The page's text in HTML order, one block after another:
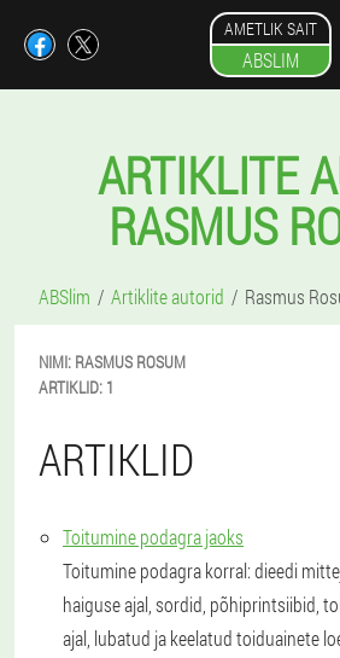
AMETLIK SAIT
ABSLIM
ARTIKLITE
RASMUS
ABSlim Artiklite autorid Rasmus
NIMI: RASMUS ROSUM
ARTIKLID: 1
ARTIKLID
Toitumine podagra jaoks
Toitumine podagra korral: dieedi
haiguse ajal, sordid, põhiprintsiibid,
ajal, lubatud ja keelatud toiduainete